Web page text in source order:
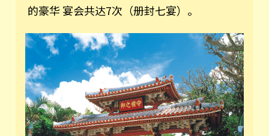
的豪华 宴会共达7次（册封七宴）。